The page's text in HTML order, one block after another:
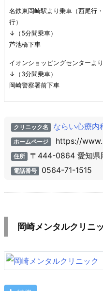
名鉄東岡崎駅より乗車（西尾行
行）
↓（5分間乗車）
芦池橋下車
イオンショッピングセンターよ
↓（3分間乗車）
岡崎警察署前下車
クリニック名 ならい心療内
ホームページ https://
住所 〒444-0864 愛知県
電話番号 0564-71-1515
岡崎メンタルクリニ